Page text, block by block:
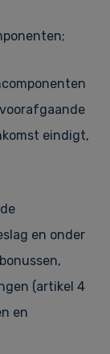
eindigt,
en onder
(artikel 4
en